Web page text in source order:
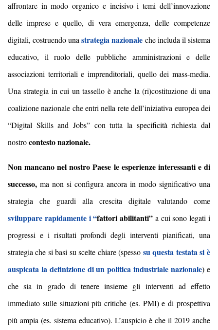
affrontare in modo organico e incisivo i temi dell’innovazione
delle imprese e quello, di vera emergenza, delle competenze
digitali, costruendo unastrategia nazionale che includa il sistema
educativo, il ruolo delle pubbliche amministrazioni e delle
associazioni territoriali e imprenditoriali, quello dei mass-media.
Una strategia in cui un tassello è anche la (ri)costituzione di una
coalizione nazionale che entri nella rete dell’iniziativa europea dei
“Digital Skills and Jobs” con tutta la specificità richiesta dal
nostrocontesto nazionale.
Non mancano nel nostro Paese le esperienze interessanti e di
successo,ma non si configura ancora in modo significativo una
strategia che guardi alla crescita digitale valutando come
sviluppare rapidamente i “fattori abilitanti” a cui sono legati i
progressi e i risultati profondi degli interventi pianificati, una
strategia che si basi su scelte chiare (spesso su questa testata si è
auspicata la definizione di un politica industriale nazionale) e
che sia in grado di tenere insieme gli interventi ad effetto
immediato sulle situazioni più critiche (es. PMI) e di prospettiva
più ampia (es. sistema educativo). L’auspicio è che il 2019 anche